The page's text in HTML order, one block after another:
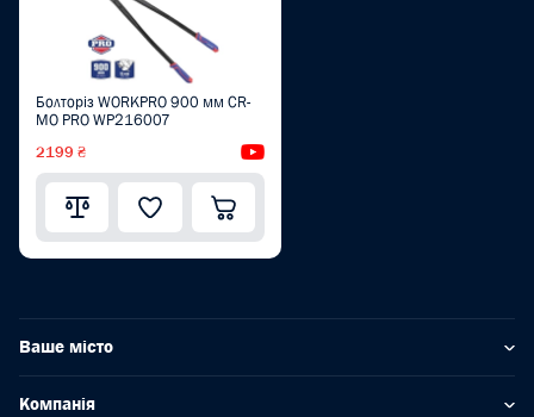
Болторіз WORKPRO 900 мм CR-
MO PRO WP216007
2199 ₴
Ваше місто
Компанія